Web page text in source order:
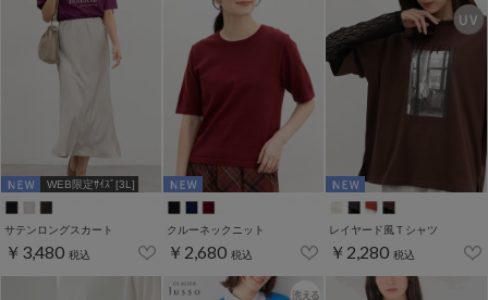
WEB限定ｻｲｽﾞ[3L]
サテンロングスカート
￥3,480 税込
クルーネックニット
￥2,680 税込
レイヤード風Ｔシャツ
￥2,280 税込